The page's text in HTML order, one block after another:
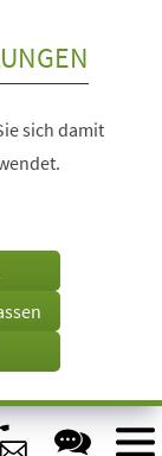
sich damit